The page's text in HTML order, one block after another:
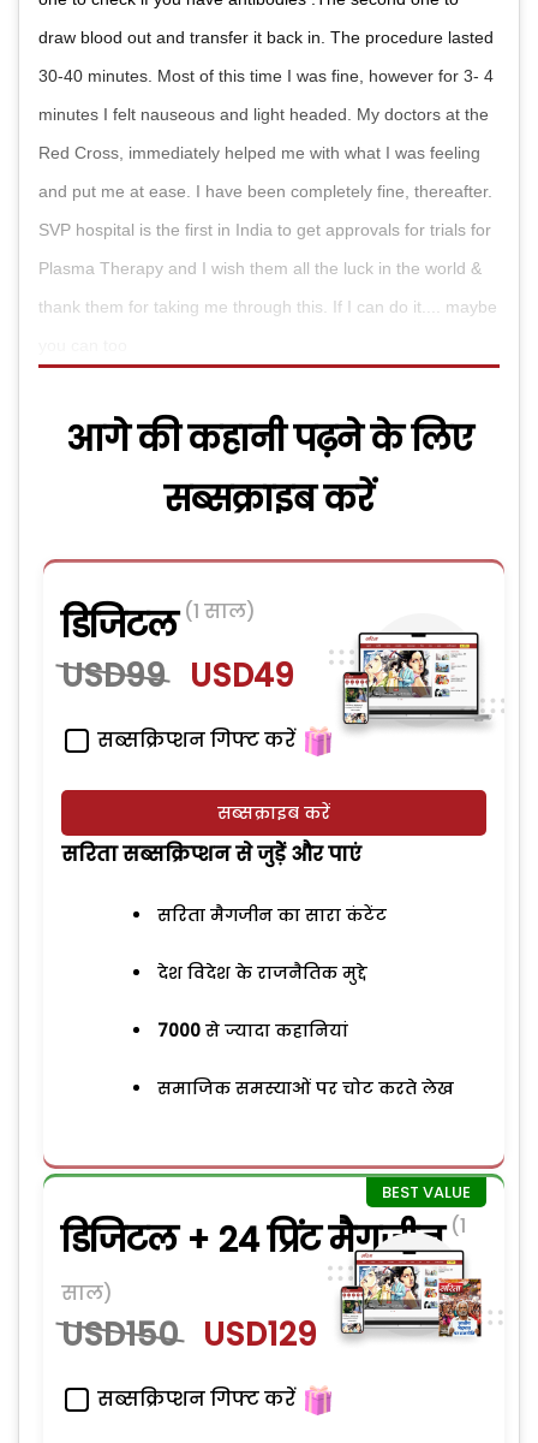
draw blood out and transfer it back in. The procedure lasted
30-40 minutes. Most of this time I was fine, however for 3- 4
minutes I felt nauseous and light headed. My doctors at the
Red Cross, immediately helped me with what I was feeling
and put me at ease. I have been completely fine, thereafter.
SVP hospital is the first in India to get approvals for trials for
Plasma Therapy and I wish them all the luck in the world &
thank them for taking me through this. If I can do it.... maybe
आगे की कहानी पढ़ने के लिए
सब्सक्राइब करें
डिजिटल (1 साल)
USD99 USD49
सब्सक्रिप्शन गिफ्ट करें
सब्सक्राइब करें
सरिता सब्सक्रिप्शन से जुड़ेें और पाएं
सरिता मैगजीन का सारा कंटेंट
देश विदेश के राजनैतिक मुद्दे
7000से ज्यादा कहानियां
समाजिक समस्याओं पर चोट करते लेख
डिजिटल + 24 प्रिंट मैगजीन (1
साल)
USD150 USD129
सब्सक्रिप्शन गिफ्ट करें